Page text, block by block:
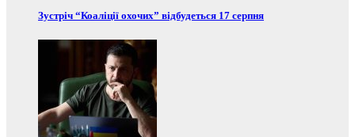
Зустріч “Коаліції охочих” відбудеться 17 серпня